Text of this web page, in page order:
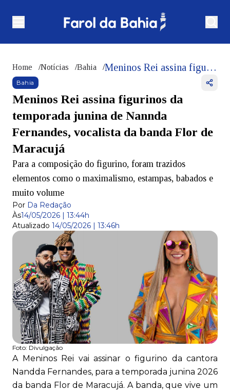
Home /Notícias /Bahia / Meninos Rei assina figurinos da temporada junina de Nannda Fernandes, vocalista da banda Flor de Maracujá
Bahia
Meninos Rei assina figurinos da
temporada junina de Nannda
Fernandes, vocalista da banda Flor de
Maracujá
Para a composição do figurino, foram trazidos
elementos como o maximalismo, estampas, babados e
muito volume
Por Da Redação
Às14/05/2026 | 13:44h
Atualizado 14/05/2026 | 13:46h
Foto: Divulgação
A Meninos Rei vai assinar o figurino da cantora
Nandda Fernandes, para a temporada junina 2026
da banda Flor de Maracujá. A banda, que vive um